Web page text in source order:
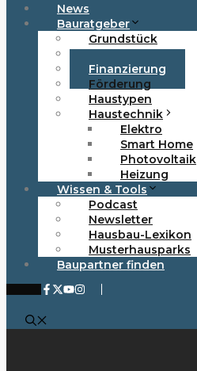
News
Bauratgeber
Grundstück
Baurecht
Finanzierung
Förderung
Haustypen
Haustechnik
Elektro
Smart Home
Photovoltaik
Heizung
Wissen & Tools
Podcast
Newsletter
Hausbau-Lexikon
Musterhausparks
Baupartner finden